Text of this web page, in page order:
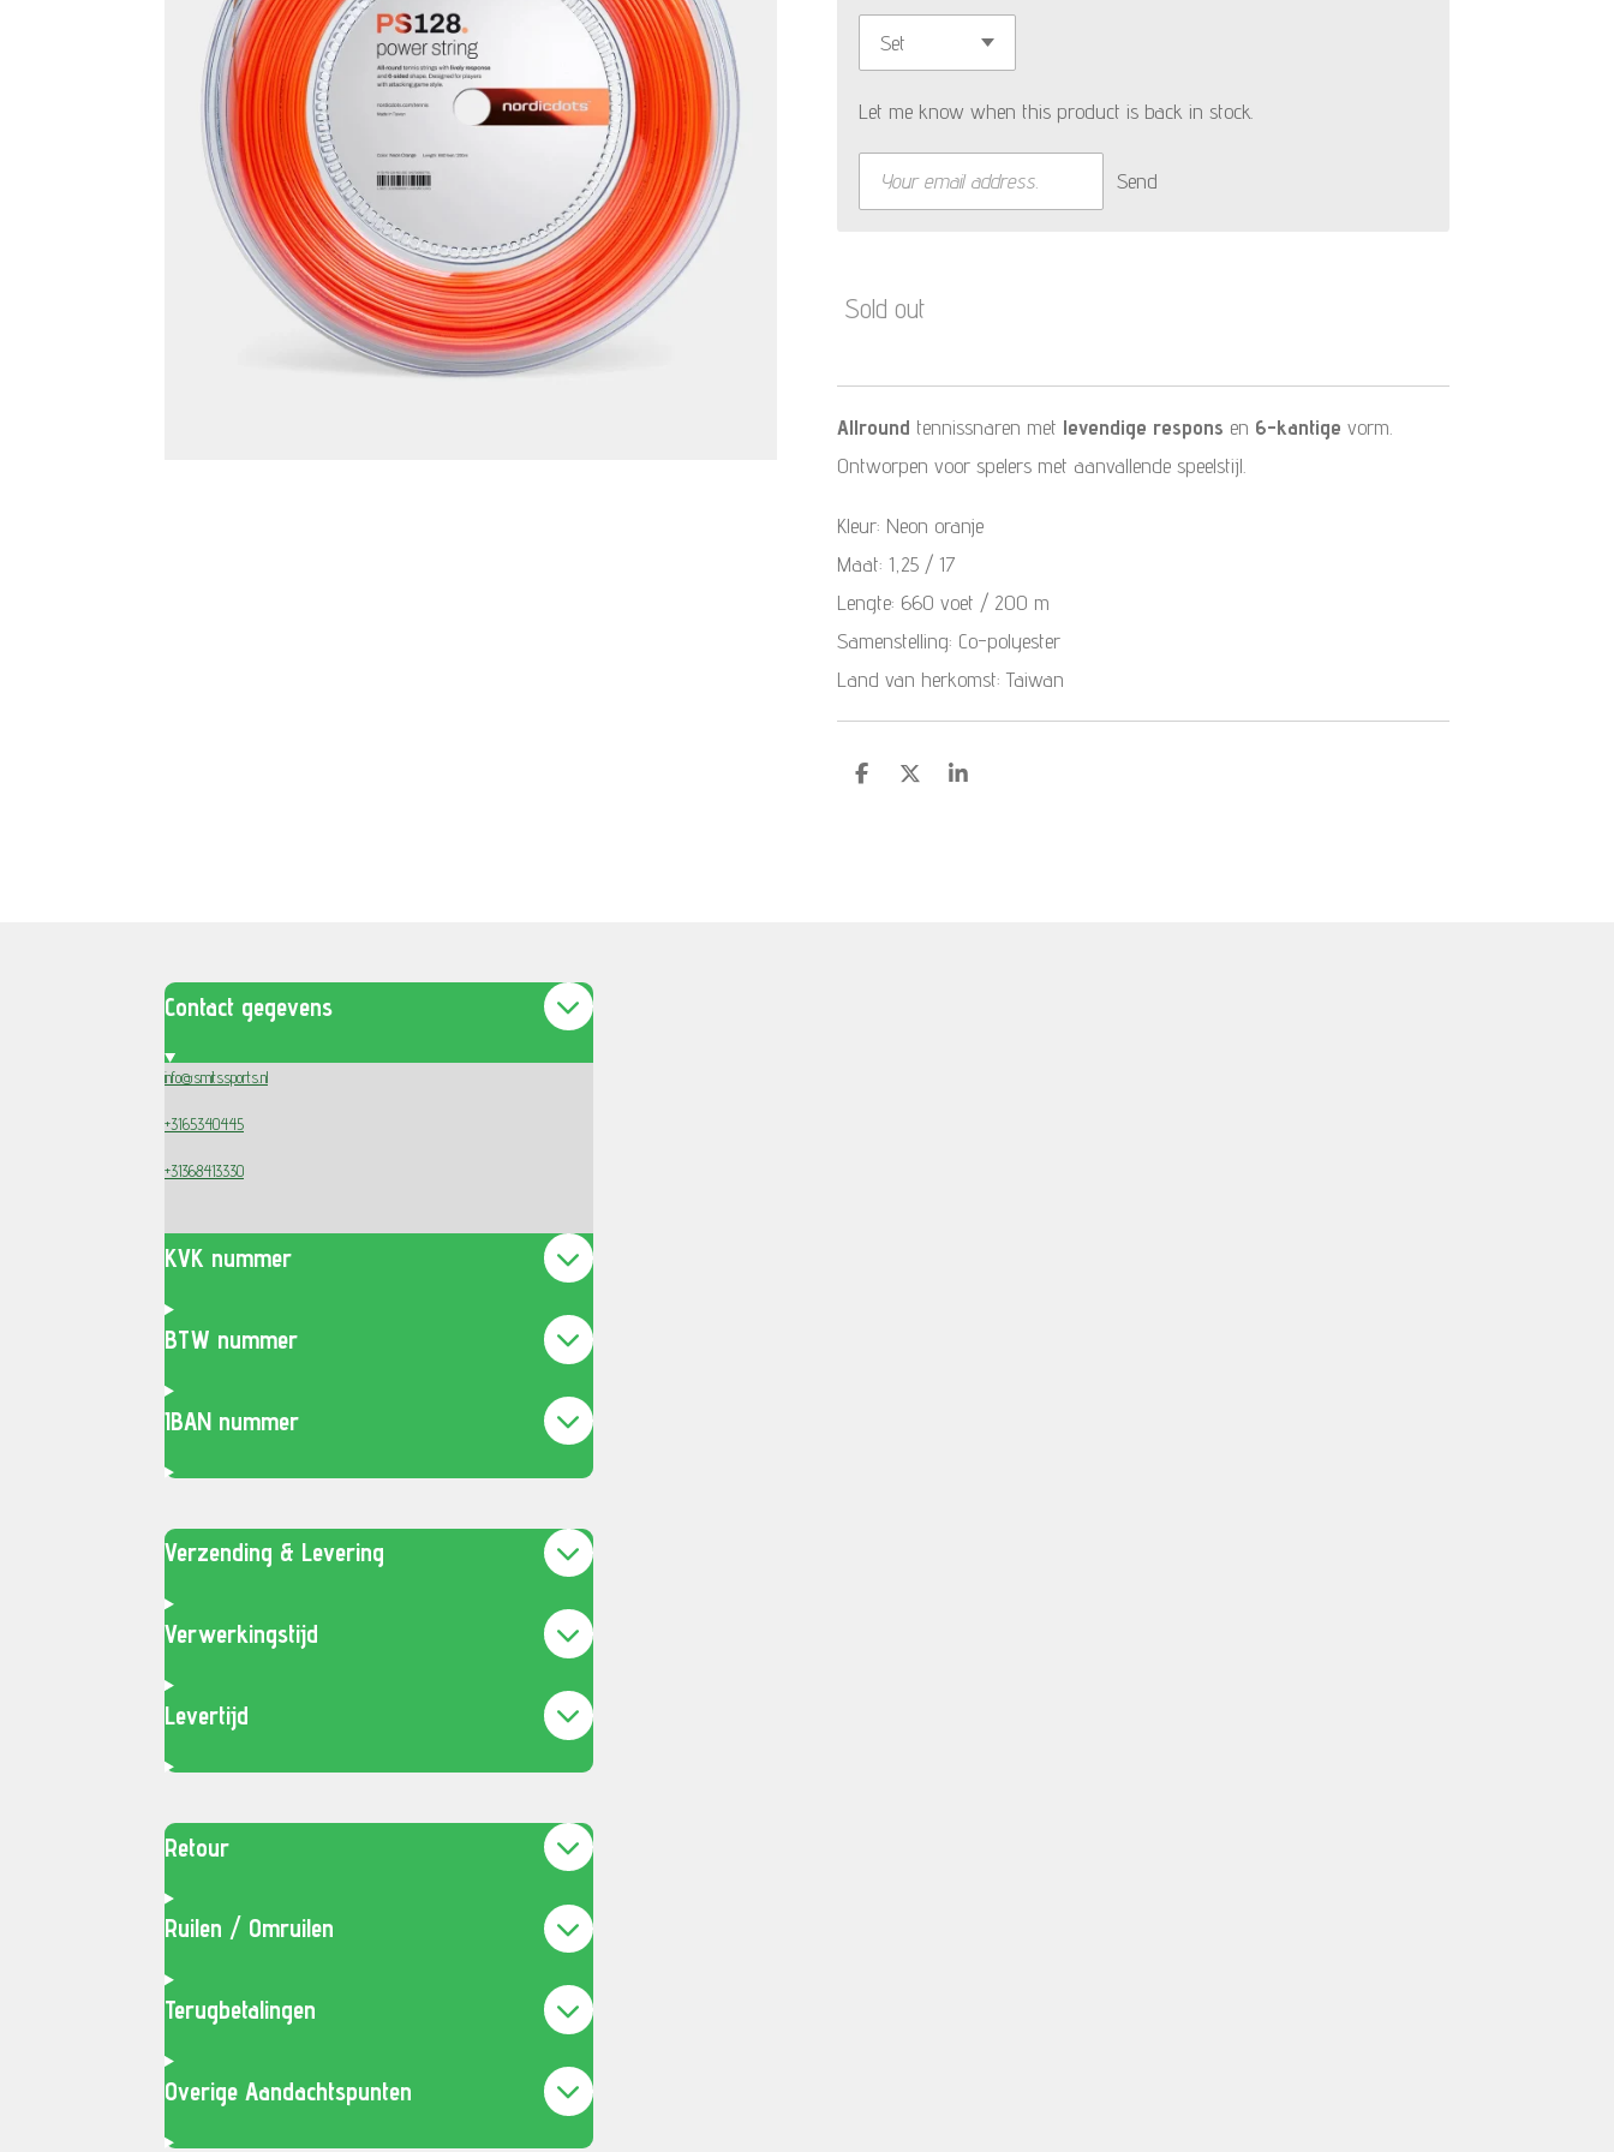
Let me know when this product is back in stock.
Send
Sold out
Allround tennissnaren met levendige respons en 6-kantige vorm.
Ontworpen voor spelers met aanvallende speelstijl.
Kleur: Neon oranje
Maat: 1,25 / 17
Lengte: 660 voet / 200 m
Samenstelling: Co-polyester
Land van herkomst: Taiwan
S
S
S
Contact gegevens
info@smitssports.nl
+3165340445
+31368413330
KVK nummer
BTW nummer
IBAN nummer
Verzending & Levering
Verwerkingstijd
Levertijd
Retour
Ruilen / Omruilen
Terugbetalingen
Overige Aandachtspunten